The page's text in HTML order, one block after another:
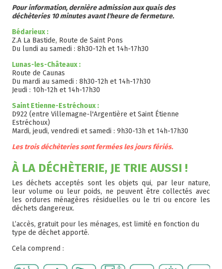
Pour information, dernière admission aux quais des
déchèteries 10 minutes avant l'heure de fermeture.
Bédarieux :
Z.A La Bastide, Route de Saint Pons
Du lundi au samedi : 8h30-12h et 14h-17h30
Lunas-les-Châteaux :
Route de Caunas
Du mardi au samedi : 8h30-12h et 14h-17h30
Jeudi : 10h-12h et 14h-17h30
Saint Etienne-Estréchoux :
D922 (entre Villemagne-l'Argentière et Saint Étienne
Estréchoux)
Mardi, jeudi, vendredi et samedi : 9h30-13h et 14h-17h30
Les trois déchèteries sont fermées les jours fériés.
À LA DÉCHÈTERIE, JE TRIE AUSSI !
Les déchets acceptés sont les objets qui, par leur nature,
leur volume ou leur poids, ne peuvent être collectés avec
les ordures ménagères résiduelles ou le tri ou encore les
déchets dangereux.
L’accès, gratuit pour les ménages, est limité en fonction du
type de déchet apporté.
Cela comprend :